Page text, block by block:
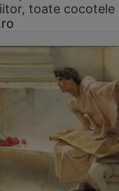
toate cocotele